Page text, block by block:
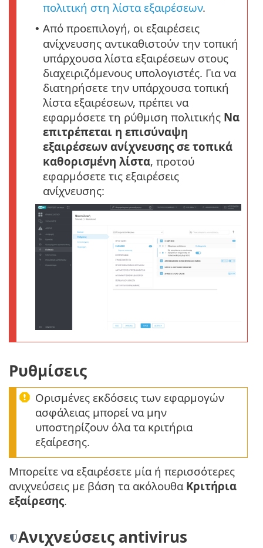
πολιτική στη λίστα εξαιρέσεων.
• Από προεπιλογή, οι εξαιρέσεις
ανίχνευσης αντικαθιστούν την τοπική
υπάρχουσα λίστα εξαιρέσεων στους
διαχειριζόμενους υπολογιστές. Για να
διατηρήσετε την υπάρχουσα τοπική
λίστα εξαιρέσεων, πρέπει να
εφαρμόσετε τη ρύθμιση πολιτικής Να
επιτρέπεται η επισύναψη
εξαιρέσεων ανίχνευσης σε τοπικά
καθορισμένη λίστα, προτού
εφαρμόσετε τις εξαιρέσεις
ανίχνευσης:
Ρυθμίσεις
Ορισμένες εκδόσεις των εφαρμογών
ασφάλειας μπορεί να μην
υποστηρίζουν όλα τα κριτήρια
εξαίρεσης.
Μπορείτε να εξαιρέσετε μία ή περισσότερες
ανιχνεύσεις με βάση τα ακόλουθα Κριτήρια
εξαίρεσης.
Ανιχνεύσεις antivirus